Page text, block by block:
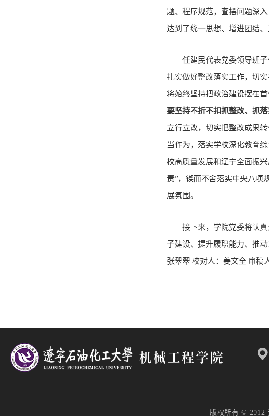
题、程序规范，查摆问题深
达到了统一思想、增进团结
任建民代表党委领导班
扎实做好整改落实工作，切
将始终坚持把政治建设摆在
要坚持不折不扣抓整改、抓落
立行立改，切实把整改成果
当作为，落实学校深化教育
校高质量发展和辽宁全面振兴
责”，锲而不舍落实中央八项
展氛围。
接下来，学院党委将认
子建设、提升履职能力、推
张翠翠 校对人：姜文全 审稿
版权所有 © 2012